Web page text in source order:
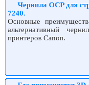
Чернила OCP для
7240.
Основные
альтернативный
принтеров Canon.